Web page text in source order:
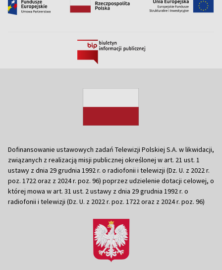
Dofinansowanie ustawowych zadań Telewizji Polskiej S.A. w likwidacji,
związanych z realizacją misji publicznej określonej w art. 21 ust. 1
ustawy z dnia 29 grudnia 1992 r. o radiofonii i telewizji (Dz. U. z 2022 r.
poz. 1722 oraz z 2024 r. poz. 96) poprzez udzielenie dotacji celowej, o
której mowa w art. 31 ust. 2 ustawy z dnia 29 grudnia 1992 r. o
radiofonii i telewizji (Dz. U. z 2022 r. poz. 1722 oraz z 2024 r. poz. 96)